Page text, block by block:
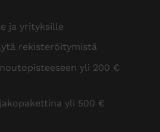
ja yrityksille
rekisteröitymistä
yli 200 €
yli 500 €